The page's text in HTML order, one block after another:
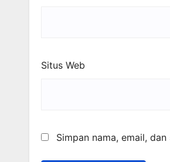
Situs Web
Simpan nama, email,